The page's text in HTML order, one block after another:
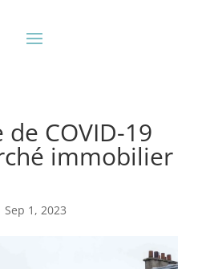
COVID-19
immobilier
Sep 1, 2023